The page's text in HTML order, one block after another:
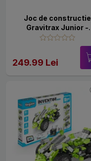
Joc de constructie
Gravitrax Junior -
Frozen - Set de baza
Gravitrax Junior +
extensia Disney -
Regatul de Gheata
249.99 Lei